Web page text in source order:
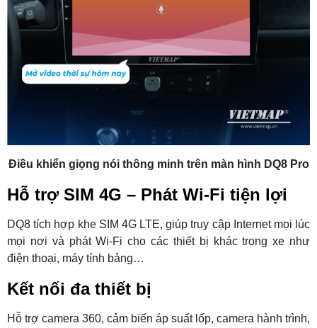
Điều khiển giọng nói thông minh trên màn hình DQ8 Pro
Hỗ trợ SIM 4G – Phát Wi-Fi tiện lợi
DQ8 tích hợp khe SIM 4G LTE, giúp truy cập Internet mọi lúc
mọi nơi và phát Wi-Fi cho các thiết bị khác trong xe như
điện thoại, máy tính bảng…
Kết nối đa thiết bị
Hỗ trợ camera 360, cảm biến áp suất lốp, camera hành trình,